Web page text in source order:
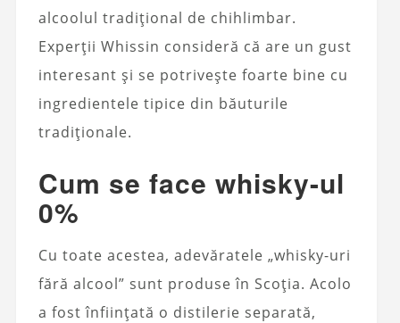
alcoolul tradițional de chihlimbar.
Experții Whissin consideră că are un gust
interesant și se potrivește foarte bine cu
ingredientele tipice din băuturile
tradiționale.
Cum se face whisky-ul
0%
Cu toate acestea, adevăratele „whisky-uri
fără alcool” sunt produse în Scoția. Acolo
a fost înființată o distilerie separată,